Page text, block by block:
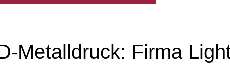
Metalldruck: Firma